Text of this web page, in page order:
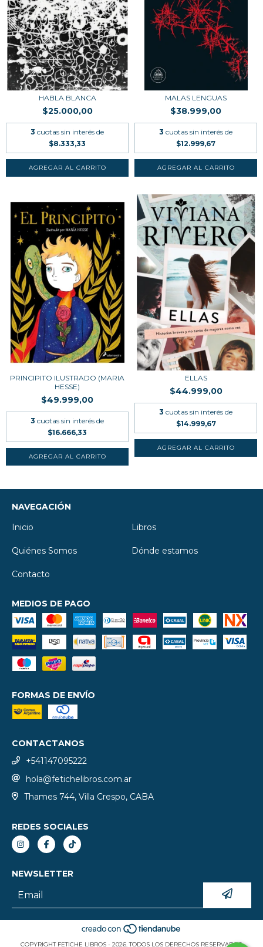
HABLA BLANCA
$25.000,00
3 cuotas sin interés de
$8.333,33
MALAS LENGUAS
$38.999,00
3 cuotas sin interés de
$12.999,67
PRINCIPITO ILUSTRADO (MARIA
HESSE)
$49.999,00
3 cuotas sin interés de
$16.666,33
ELLAS
$44.999,00
3 cuotas sin interés de
$14.999,67
NAVEGACIÓN
Inicio
Libros
Quiénes Somos Dónde estamos
Contacto
MEDIOS DE PAGO
FORMAS DE ENVÍO
CONTACTANOS
+541147095222
hola@fetichelibros.com.ar
Thames 744, Villa Crespo, CABA
REDES SOCIALES
NEWSLETTER
COPYRIGHT FETICHE LIBROS - 2026. TODOS LOS DERECHOS RESERVADOS.